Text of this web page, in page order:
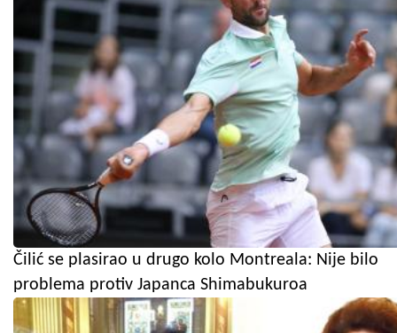
Čilić se plasirao u drugo kolo Montreala: Nije bilo
problema protiv Japanca Shimabukuroa